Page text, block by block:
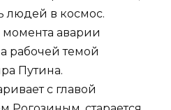
людей в космос.
момента аварии
рабочей темой
Путина.
с главой